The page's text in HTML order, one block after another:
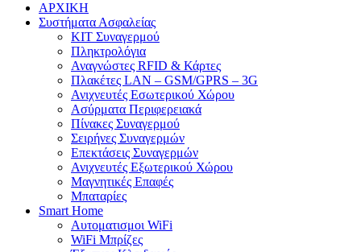
ΑΡΧΙΚΗ
Συστήματα Ασφαλείας
ΚΙΤ Συναγερμού
Πληκτρολόγια
Αναγνώστες RFID & Κάρτες
Πλακέτες LAN – GSM/GPRS – 3G
Ανιχνευτές Εσωτερικού Χώρου
Aσύρματα Περιφερειακά
Πίνακες Συναγερμού
Σειρήνες Συναγερμών
Επεκτάσεις Συναγερμών
Ανιχνευτές Εξωτερικού Χώρου
Μαγνητικές Επαφές
Μπαταρίες
Smart Home
Αυτοματισμοι WiFi
WiFi Μπρίζες